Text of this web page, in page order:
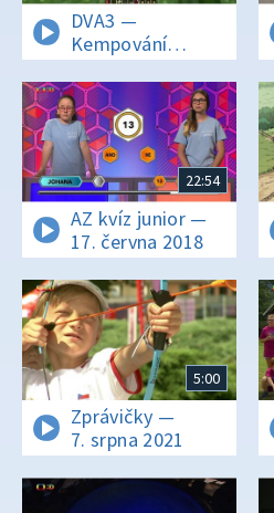
DVA3 —
Kempování
v Minecraftu
22:54
AZ kvíz junior —
17. června 2018
5:00
Zprávičky —
7. srpna 2021